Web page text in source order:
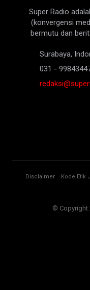
Super Radio
(konvergensi
bermutu dan
Surabaya,
031 -
Disclaimer Kode Etik
© Copyright